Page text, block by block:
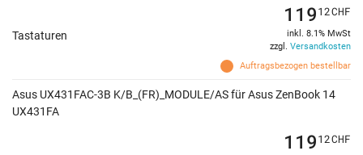
Tastaturen
Auftragsbezogen bestellbar
11912CHF
inkl. 8.1% MwSt
zzgl. Versandkosten
Asus UX431FAC-3B K/B_(FR)_MODULE/AS für Asus ZenBook 14
UX431FA
11912CHF